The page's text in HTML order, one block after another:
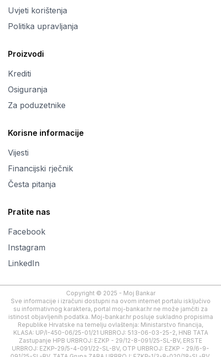
Uvjeti korištenja
Politika upravljanja
Proizvodi
Krediti
Osiguranja
Za poduzetnike
Korisne informacije
Vijesti
Financijski rječnik
Česta pitanja
Pratite nas
Facebook
Instagram
LinkedIn
Copyright © 2025 - Moj Bankar
Sve informacije i izračuni dostupni na ovom internet portalu isključivo
su informativnog karaktera, portal moj-bankar.hr ne može jamčiti za
istinost objavljenih podatka. Moj-bankar.hr posluje sukladno propisima
Republike Hrvatske na temelju ovlaštenja: Ministarstvo financija,
KLASA: UP/I-450-06/25-01/21 URBROJ: 513-06-03-25-2, HNB TATA
Zastupanje HPB URBROJ: EZKP - 29/12-8-091/25-SL-BV, ERSTE
URBROJ: EZKP-29/5-4-091/22-SL-BV, OTP URBROJ: EZKP - 29/6-9-